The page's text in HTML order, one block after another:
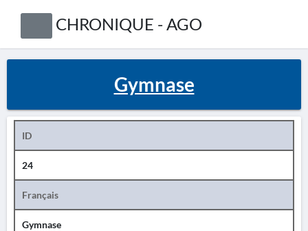
CHRONIQUE - AGO
Gymnase
ID
24
Français
Gymnase